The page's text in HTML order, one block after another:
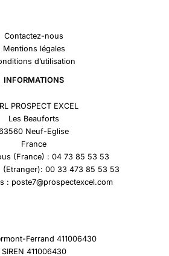
Contactez-nous
Mentions légales
d’utilisation
INFORMATIONS
PROSPECT EXCEL
Les Beauforts
Neuf-Eglise
France
(France) : 04 73 85 53 53
(Etranger): 00 33 473 85 53 53
: poste7@prospectexcel.com
Ferrand 411006430
SIREN 411006430